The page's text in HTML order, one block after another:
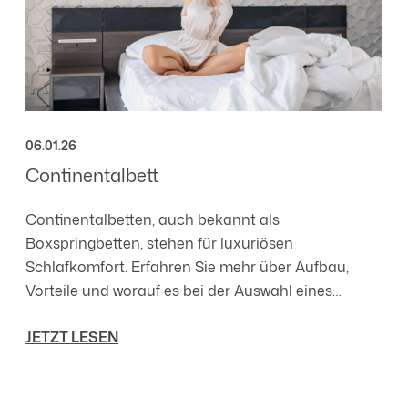
06.01.26
Continentalbett
Continentalbetten, auch bekannt als
Boxspringbetten, stehen für luxuriösen
Schlafkomfort. Erfahren Sie mehr über Aufbau,
Vorteile und worauf es bei der Auswahl eines
JETZT LESEN